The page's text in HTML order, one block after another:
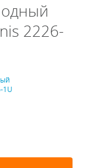
2226-